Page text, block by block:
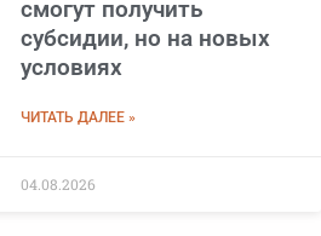
смогут получить
субсидии, но на новых
условиях
ЧИТАТЬ ДАЛЕЕ »
04.08.2026